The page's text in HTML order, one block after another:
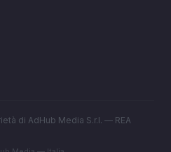
di AdHub Media S.r.l. — REA